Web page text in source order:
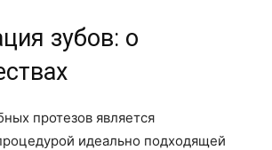
зубов: о
протезов является
идеально подходящей